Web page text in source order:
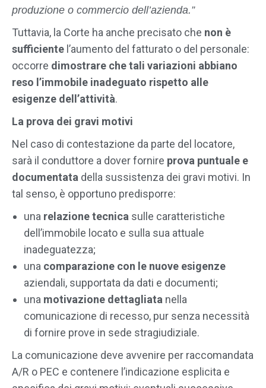
produzione o commercio dell’azienda.”
Tuttavia, la Corte ha anche precisato che non è
sufficiente l’aumento del fatturato o del personale:
occorre dimostrare che tali variazioni abbiano
reso l’immobile inadeguato rispetto alle
esigenze dell’attività.
La prova dei gravi motivi
Nel caso di contestazione da parte del locatore,
sarà il conduttore a dover fornire prova puntuale e
documentata della sussistenza dei gravi motivi. In
tal senso, è opportuno predisporre:
una relazione tecnica sulle caratteristiche
dell’immobile locato e sulla sua attuale
inadeguatezza;
una comparazione con le nuove esigenze
aziendali, supportata da dati e documenti;
una motivazione dettagliata nella
comunicazione di recesso, pur senza necessità
di fornire prove in sede stragiudiziale.
La comunicazione deve avvenire per raccomandata
A/R o PEC e contenere l’indicazione esplicita e